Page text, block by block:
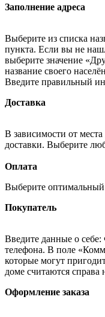
Заполнение адреса
Выберите из списка
пункта. Если вы не
выберите значение
название своего
Введите правильный
Доставка
В зависимости от
доставки. Выберите
Оплата
Выберите
Покупатель
Введите данные о
телефона. В поле
которые могут
доме считаются справа
Оформление заказа